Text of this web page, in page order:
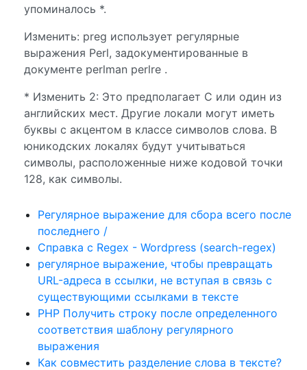
упоминалось *.
Изменить: preg использует регулярные
выражения Perl, задокументированные в
документе perlman perlre .
* Изменить 2: Это предполагает C или один из
английских мест. Другие локали могут иметь
буквы с акцентом в классе символов слова. В
юникодских локалях будут учитываться
символы, расположенные ниже кодовой точки
128, как символы.
Регулярное выражение для сбора всего после
последнего /
Справка с Regex - Wordpress (search-regex)
регулярное выражение, чтобы превращать
URL-адреса в ссылки, не вступая в связь с
существующими ссылками в тексте
PHP Получить строку после определенного
соответствия шаблону регулярного
выражения
Как совместить разделение слова в тексте?